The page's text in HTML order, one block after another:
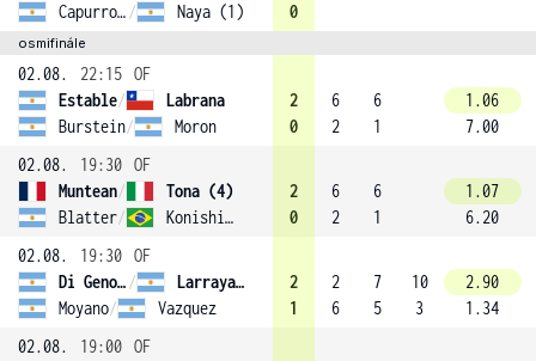
Capurro Taborda / Naya (1)
0
osmifinále
02.08. 22:15 OF
Estable/
Labrana
Burstein/ Moron
2
0
6
2
6
1
1.06
7.00
02.08.
19:30 OF
Muntean/
Tona (4)
Blatter/ Konishi Camargo Silva
2
0
6
2
6
1
1.07
6.20
02.08.
19:30 OF
Di Genova /
Larraya Guidi
Moyano/ Vazquez
2
1
2
6
7
5
10
3
2.90
1.34
02.08.
19:00 OF